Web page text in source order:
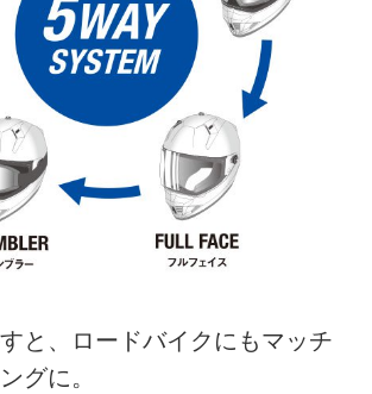
と、ロードバイクにもマッチ
グに。